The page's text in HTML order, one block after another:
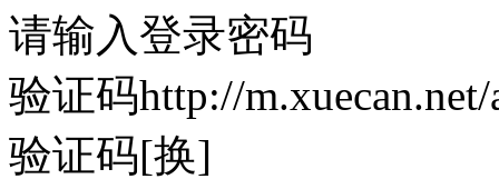
请输入登录密码
验证码http://
验证码[换]